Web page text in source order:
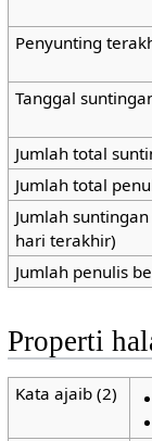
Penyunting
Tanggal
Jumlah total
Jumlah total
Jumlah
hari terakhir)
Jumlah penulis
Properti
Kata ajaib (2)